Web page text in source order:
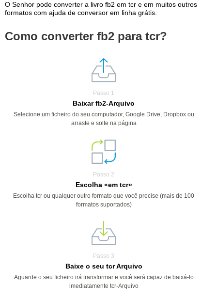
O Senhor pode converter a livro fb2 em tcr e em muitos outros
formatos com ajuda de conversor em linha grátis.
Como converter fb2 para tcr?
Passo 1
Baixar fb2-Arquivo
Selecione um ficheiro do seu computador, Google Drive, Dropbox ou
arraste e solte na página
Passo 2
Escolha «em tcr»
Escolha tcr ou qualquer outro formato que você precise (mais de 100
formatos suportados)
Passo 3
Baixe o seu tcr Arquivo
Aguarde o seu ficheiro irá transformar e você será capaz de baixá-lo
imediatamente tcr-Arquivo